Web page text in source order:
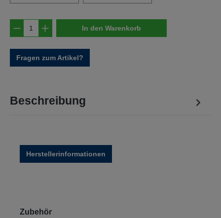
Produkt Anzahl: Gib den gewünschten
In den Warenkorb
Fragen zum Artikel?
Beschreibung
Herstellerinformationen
Produktgalerie überspringen
Zubehör